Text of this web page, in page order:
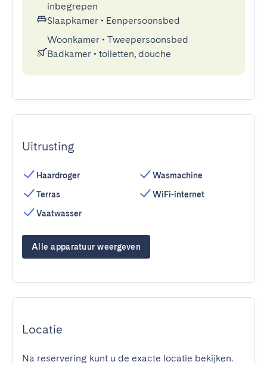
inbegrepen
Slaapkamer • Eenpersoonsbed
Woonkamer • Tweepersoonsbed
Badkamer • toiletten, douche
Uitrusting
Haardroger
Terras
Vaatwasser
Wasmachine
WiFi-internet
Alle apparatuur weergeven
Locatie
Na reservering kunt u de exacte locatie bekijken.